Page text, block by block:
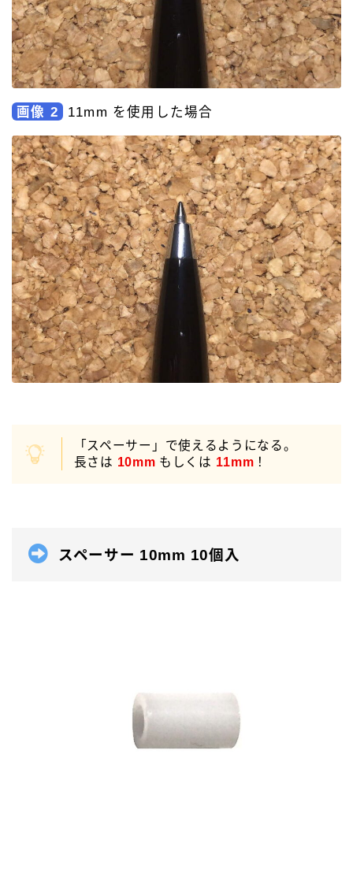
画像 2 11mm を使用した場合
「スペーサー」で使えるようになる。
長さは 10mm もしくは 11mm ！
スペーサー 10mm 10個入